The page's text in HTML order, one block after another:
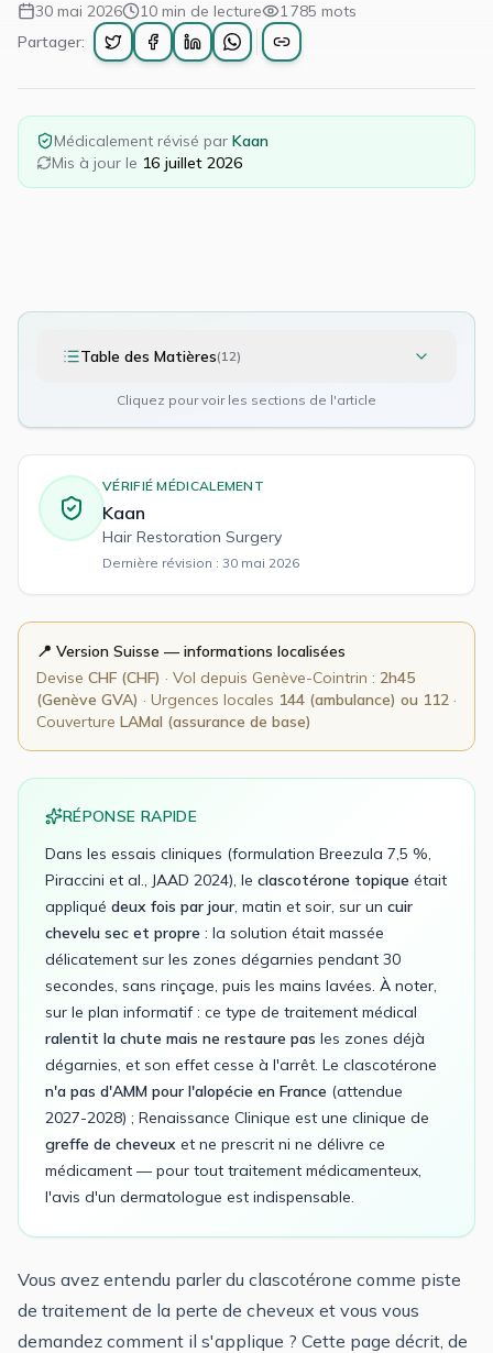
30 mai 2026 10 min de lecture 1 785 mots
Partager:
Médicalement révisé par Kaan
Mis à jour le 16 juillet 2026
Table des Matières(12)
Cliquez pour voir les sections de l'article
VÉRIFIÉ MÉDICALEMENT
Kaan
Hair Restoration Surgery
Dernière révision : 30 mai 2026
📍 Version Suisse — informations localisées
Devise CHF (CHF) · Vol depuis Genève-Cointrin : 2h45
(Genève GVA) · Urgences locales 144 (ambulance) ou 112 ·
Couverture LAMal (assurance de base)
RÉPONSE RAPIDE
Dans les essais cliniques (formulation Breezula 7,5 %,
Piraccini et al., JAAD 2024), le clascotérone topique était
appliqué deux fois par jour, matin et soir, sur un cuir
chevelu sec et propre : la solution était massée
délicatement sur les zones dégarnies pendant 30
secondes, sans rinçage, puis les mains lavées. À noter,
sur le plan informatif : ce type de traitement médical
ralentit la chute mais ne restaure pas les zones déjà
dégarnies, et son effet cesse à l'arrêt. Le clascotérone
n'a pas d'AMM pour l'alopécie en France (attendue
2027-2028) ; Renaissance Clinique est une clinique de
greffe de cheveux et ne prescrit ni ne délivre ce
médicament — pour tout traitement médicamenteux,
l'avis d'un dermatologue est indispensable.
Vous avez entendu parler du clascotérone comme piste
de traitement de la perte de cheveux et vous vous
demandez comment il s'applique ? Cette page décrit, de